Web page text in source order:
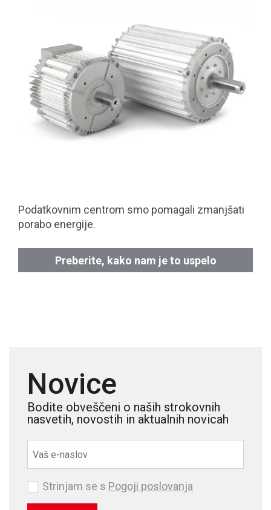
Podatkovnim centrom smo pomagali zmanjšati
porabo energije.
Preberite, kako nam je to uspelo
Novice
Bodite obveščeni o naših strokovnih
nasvetih, novostih in aktualnih novicah
Strinjam se s Pogoji poslovanja